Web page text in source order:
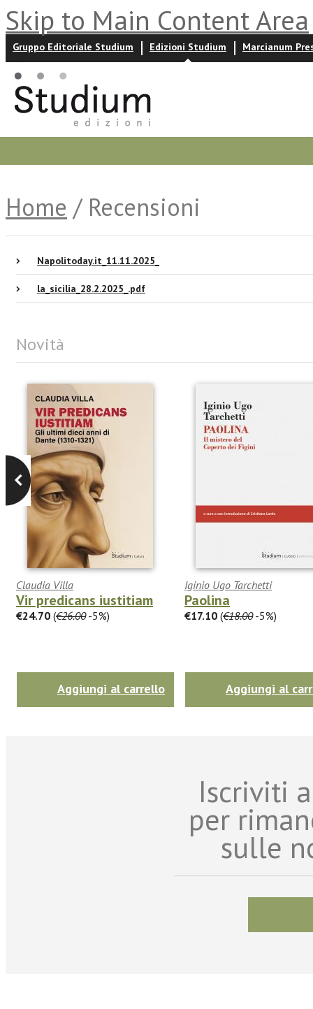
Skip to Main Content Area
Gruppo Editoriale Studium Edizioni Studium Marcianum
Home / Recensioni
Napolitoday.it_11.11.2025_
la_sicilia_28.2.2025_.pdf
Novità
Claudia Villa
Vir predicans iustitiam
€24.70 (€26.00-5%)
Aggiungi al carrello
Iginio Ugo Tarchetti
Paolina
€17.10 (€18.00-5%)
Aggiungi al
Iscriviti
per
sulle